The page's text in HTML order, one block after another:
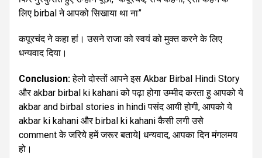
लिए birbal ने आपको सिखाया था ना”
कपूरचंद ने कहा हां। उसने राजा को स्वयं को मुक्त करने के लिए
धन्यवाद दिया।
Conclusion:हेलो दोस्तों आपने इस Akbar Birbal Hindi Story
और akbar birbal ki kahani को पढ़ा होगा उम्मीद करता हु आपको ये
akbar and birbal stories in hindi पसंद आयी होगी, आपको ये
akbar ki kahani और birbal ki kahani कैसी लगी उसे
comment के जरिये हमें जरूर बताये| धन्यवाद, आपका दिन मंगलमय
हो।